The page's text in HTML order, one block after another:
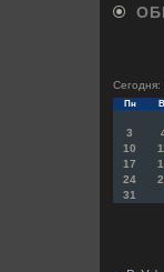
Сегодня:
Пн
3
10
17
24
31